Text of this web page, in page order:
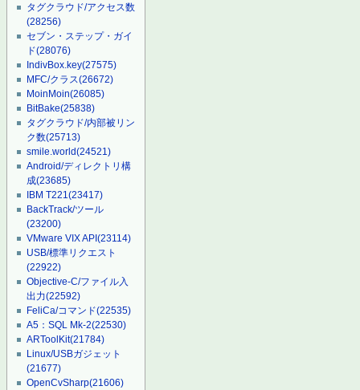
タグクラウド/アクセス数
(28256)
セブン・ステップ・ガイ
ド(28076)
IndivBox.key(27575)
MFC/クラス(26672)
MoinMoin(26085)
BitBake(25838)
タグクラウド/内部被リン
ク数(25713)
smile.world(24521)
Android/ディレクトリ構
成(23685)
IBM T221(23417)
BackTrack/ツール
(23200)
VMware VIX API(23114)
USB/標準リクエスト
(22922)
Objective-C/ファイル入
出力(22592)
FeliCa/コマンド(22535)
A5：SQL Mk-2(22530)
ARToolKit(21784)
Linux/USBガジェット
(21677)
OpenCvSharp(21606)